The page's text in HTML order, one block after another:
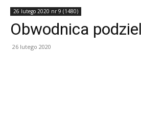
26 lutego 2020 nr 9 (1480)
Obwodnica
26 lutego 2020